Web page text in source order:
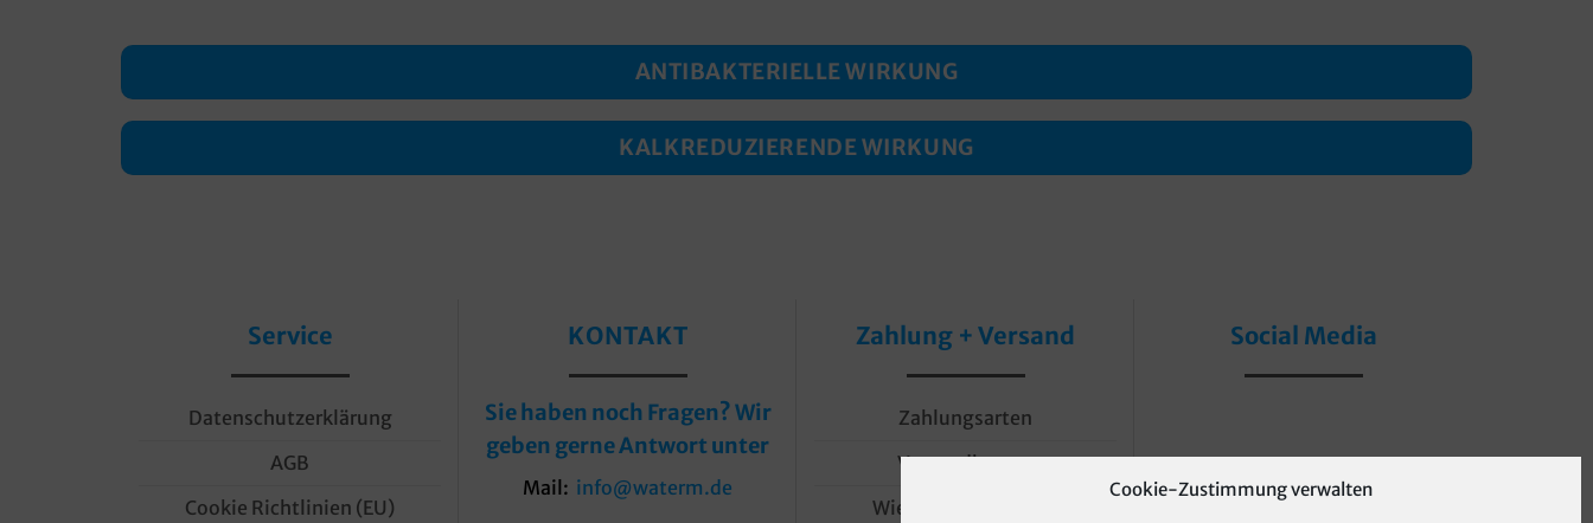
Cookie-Zustimmung verwalten
ANTIBAKTERIELLE WIRKUNG
KALKREDUZIERENDE WIRKUNG
Service
Datenschutzerklärung
AGB
Cookie Richtlinien (EU)
KONTAKT
Sie haben noch Fragen? Wir
geben gerne Antwort unter
Mail: info@waterm.de
Zahlung + Versand
Zahlungsarten
Versandkosten
Wiederrufserklärung
Social Media